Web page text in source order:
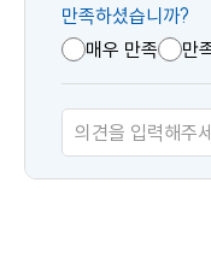
텐
츠
만
족
도
만족하셨습니까?
매우 만족
만